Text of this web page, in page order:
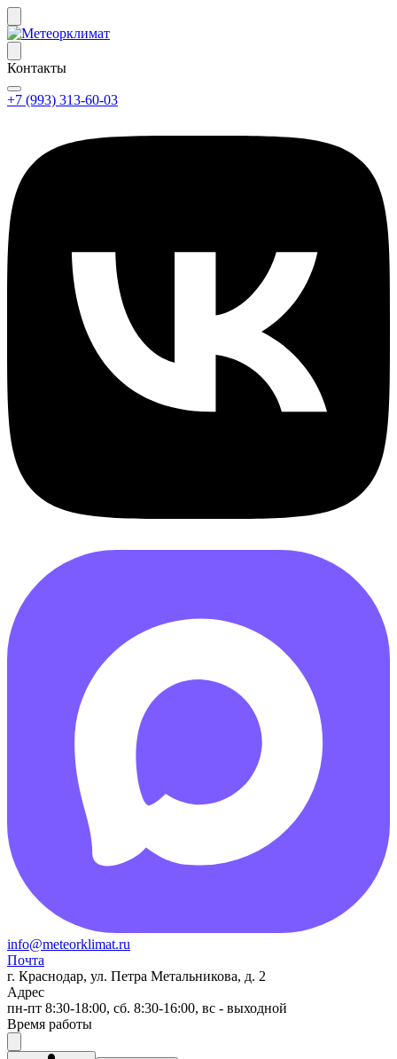
Контакты
+7 (993) 313-60-03
info@meteorklimat.ru
Почта
г. Краснодар, ул. Петра Метальникова, д. 2
Адрес
пн-пт 8:30-18:00, сб. 8:30-16:00, вс - выходной
Время работы